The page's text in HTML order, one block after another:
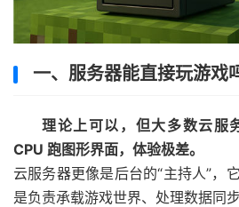
一、服务器能直接玩游戏
理论上可以，但大多数云服
CPU 跑图形界面，体验极差。
云服务器更像是后台的“主持人”，
是负责承载游戏世界、处理数据同步